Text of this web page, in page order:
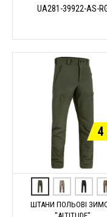
UA281-39922-AS-
4
ШТАНИ ПОЛЬОВІ